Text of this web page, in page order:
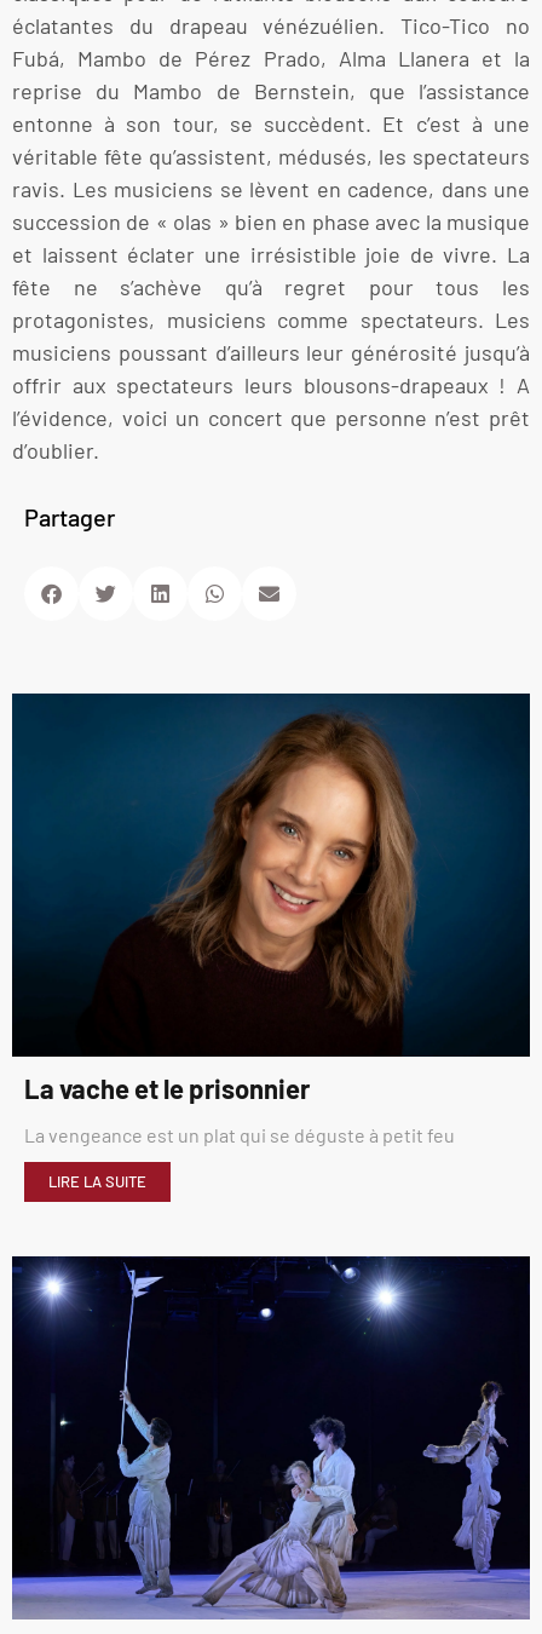
éclatantes du drapeau vénézuélien. Tico-Tico no
Fubá, Mambo de Pérez Prado, Alma Llanera et la
reprise du Mambo de Bernstein, que l’assistance
entonne à son tour, se succèdent. Et c’est à une
véritable fête qu’assistent, médusés, les spectateurs
ravis. Les musiciens se lèvent en cadence, dans une
succession de « olas » bien en phase avec la musique
et laissent éclater une irrésistible joie de vivre. La
fête ne s’achève qu’à regret pour tous les
protagonistes, musiciens comme spectateurs. Les
musiciens poussant d’ailleurs leur générosité jusqu’à
offrir aux spectateurs leurs blousons-drapeaux ! A
l’évidence, voici un concert que personne n’est prêt
d’oublier.
Partager
La vache et le prisonnier
La vengeance est un plat qui se déguste à petit feu
LIRE LA SUITE